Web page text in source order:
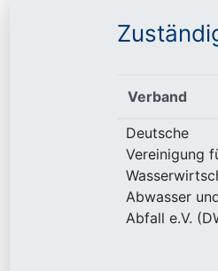
Verband
Deutsche
Vereinigung
Abwasser
Abfall e.V.